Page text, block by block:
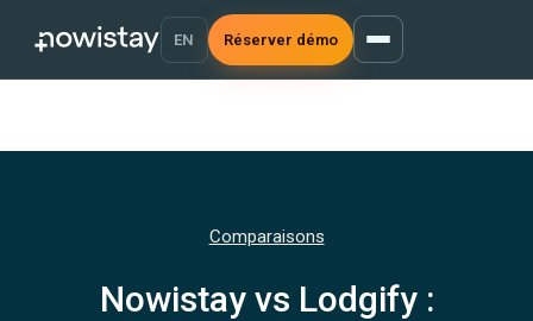
EN Réserver démo
Comparaisons
Nowistay vs Lodgify :